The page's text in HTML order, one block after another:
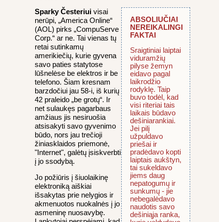
ABSOLIUČIAI
NEREIKALINGI
FAKTAI
Sraigtiniai laiptai
viduramžių
pilyse žemyn
eidavo pagal
laikrodžio
rodyklę. Taip
buvo todėl, kad
visi riteriai tais
laikais būdavo
dešiniarankiai.
Jei pilį
užpuldavo
priešai ir
pradėdavo kopti
laiptais aukštyn,
tai sukeldavo
jiems daug
nepatogumų ir
sunkumų - jie
nebegalėdavo
naudotis savo
dešiniąja ranka,
Sparky Česteriui visai
nerūpi, „America Online“
(AOL) pirks „CompuServe
Corp.“ ar ne. Tai vienas tų
retai sutinkamų
amerikiečių, kurie gyvena
savo paties statytose
lūšnelėse be elektros ir be
telefono. Šiam kresnam
barzdočiui jau 58-i, iš kurių
42 praleido „be grotų“. Ir
net sulaukęs pagarbaus
amžiaus jis nesiruošia
atsisakyti savo gyvenimo
būdo, nors jau trečioji
žiniasklaidos priemonė,
"Internet", galėtų įsiskverbti
į jo ssodybą.
Jo požiūris į šiuolaikinę
elektroniką aiškiai
išsakytas prie nelygios ir
akmenuotos nuokalnės į jo
asmeninę nuosavybę.